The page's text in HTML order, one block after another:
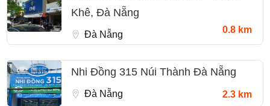
Khê, Đà Nẵng
Đà Nẵng 0.8 km
Nhi Đồng 315 Núi Thành Đà Nẵng
Đà Nẵng 2.3 km